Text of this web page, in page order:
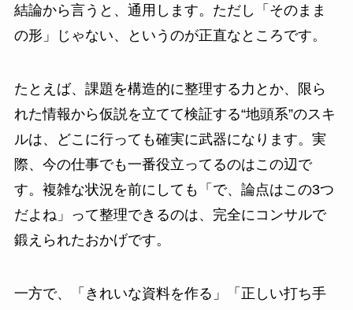
結論から言うと、通用します。ただし「そのまま
の形」じゃない、というのが正直なところです。
たとえば、課題を構造的に整理する力とか、限ら
れた情報から仮説を立てて検証する“地頭系”のスキ
ルは、どこに行っても確実に武器になります。実
際、今の仕事でも一番役立ってるのはこの辺で
す。複雑な状況を前にしても「で、論点はこの3つ
だよね」って整理できるのは、完全にコンサルで
鍛えられたおかげです。
一方で、「きれいな資料を作る」「正しい打ち手